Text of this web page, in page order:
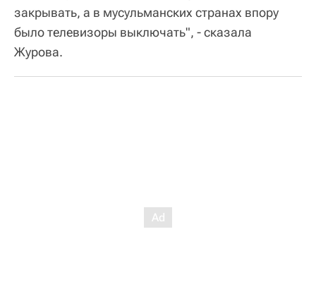
закрывать, а в мусульманских странах впору
было телевизоры выключать", - сказала
Журова.